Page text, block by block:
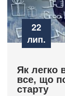
22
лип.
Як легко
все, що
старту